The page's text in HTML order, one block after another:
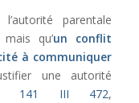
parentale
qu’un conflit
à communiquer
une autorité
141 III 472,